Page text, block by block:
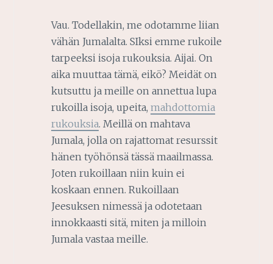
Vau. Todellakin, me odotamme liian
vähän Jumalalta. SIksi emme rukoile
tarpeeksi isoja rukouksia. Aijai. On
aika muuttaa tämä, eikö? Meidät on
kutsuttu ja meille on annettua lupa
rukoilla isoja, upeita, mahdottomia
rukouksia. Meillä on mahtava
Jumala, jolla on rajattomat resurssit
hänen työhönsä tässä maailmassa.
Joten rukoillaan niin kuin ei
koskaan ennen. Rukoillaan
Jeesuksen nimessä ja odotetaan
innokkaasti sitä, miten ja milloin
Jumala vastaa meille.